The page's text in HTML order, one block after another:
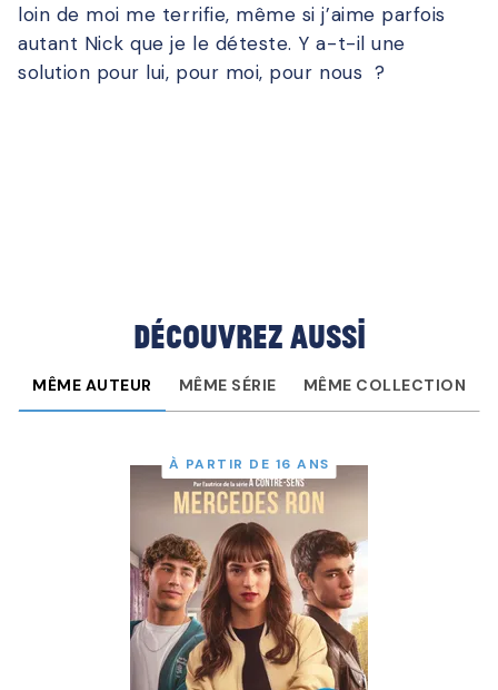
loin de moi me terrifie, même si j’aime parfois
autant Nick que je le déteste. Y a-t-il une
solution pour lui, pour moi, pour nous ?
Découvrez aussi
MÊME AUTEUR MÊME SÉRIE MÊME COLLECTION
À PARTIR DE 16 ANS